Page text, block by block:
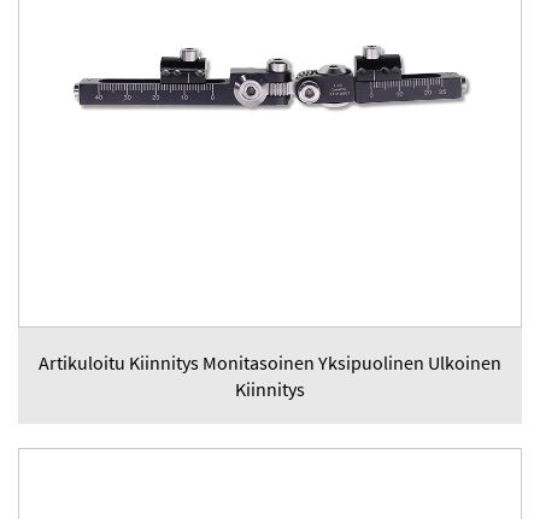
Artikuloitu Kiinnitys Monitasoinen Yksipuolinen Ulkoinen
Kiinnitys